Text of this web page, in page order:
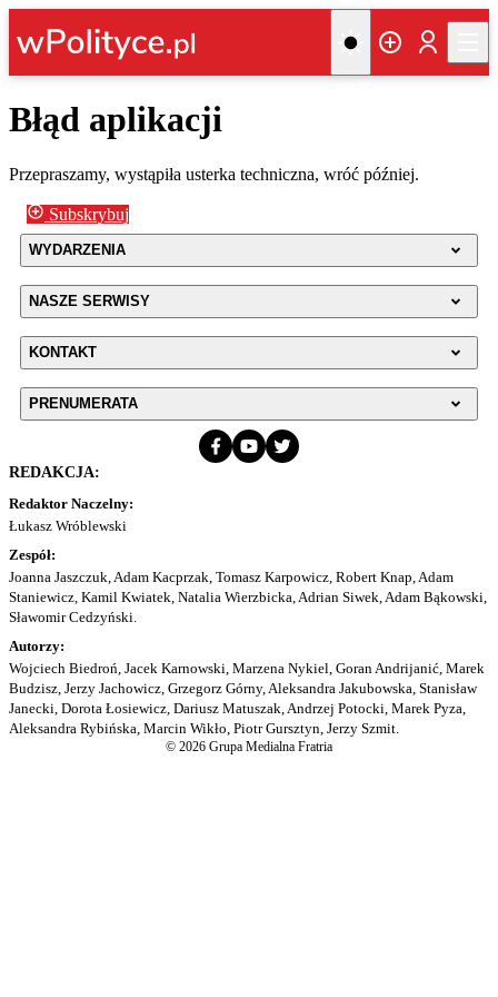
Błąd aplikacji
Przepraszamy, wystąpiła usterka techniczna, wróć później.
Subskrybuj
WYDARZENIA
NASZE SERWISY
KONTAKT
PRENUMERATA
REDAKCJA:
Redaktor Naczelny:
Łukasz Wróblewski
Zespół:
Joanna Jaszczuk, Adam Kacprzak, Tomasz Karpowicz, Robert Knap, Adam
Staniewicz, Kamil Kwiatek, Natalia Wierzbicka, Adrian Siwek, Adam Bąkowski,
Sławomir Cedzyński.
Autorzy:
Wojciech Biedroń, Jacek Karnowski, Marzena Nykiel, Goran Andrijanić, Marek
Budzisz, Jerzy Jachowicz, Grzegorz Górny, Aleksandra Jakubowska, Stanisław
Janecki, Dorota Łosiewicz, Dariusz Matuszak, Andrzej Potocki, Marek Pyza,
Aleksandra Rybińska, Marcin Wikło, Piotr Gursztyn, Jerzy Szmit.
© 2026 Grupa Medialna Fratria